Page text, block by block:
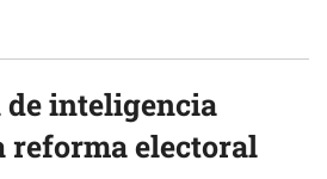
de inteligencia
reforma electoral